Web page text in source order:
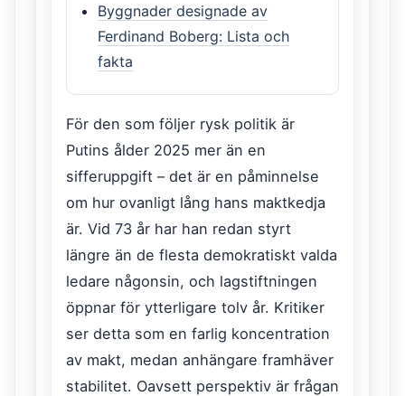
Byggnader designade av
Ferdinand Boberg: Lista och
fakta
För den som följer rysk politik är
Putins ålder 2025 mer än en
sifferuppgift – det är en påminnelse
om hur ovanligt lång hans maktkedja
är. Vid 73 år har han redan styrt
längre än de flesta demokratiskt valda
ledare någonsin, och lagstiftningen
öppnar för ytterligare tolv år. Kritiker
ser detta som en farlig koncentration
av makt, medan anhängare framhäver
stabilitet. Oavsett perspektiv är frågan